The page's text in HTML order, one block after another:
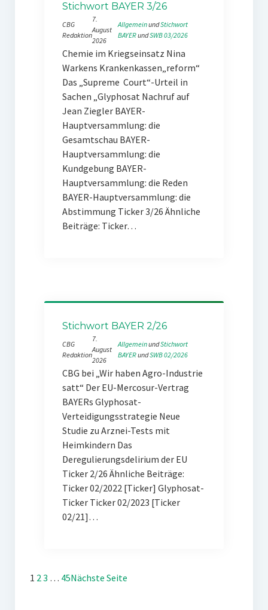
Stichwort BAYER 3/26
CBG
Redaktion
7.
August
2026
Allgemein und Stichwort
BAYER und SWB 03/2026
Chemie im Kriegseinsatz Nina
Warkens Krankenkassen„reform“
Das „Supreme Court“-Urteil in
Sachen „Glyphosat Nachruf auf
Jean Ziegler BAYER-
Hauptversammlung: die
Gesamtschau BAYER-
Hauptversammlung: die
Kundgebung BAYER-
Hauptversammlung: die Reden
BAYER-Hauptversammlung: die
Abstimmung Ticker 3/26 Ähnliche
Beiträge: Ticker…
Stichwort BAYER 2/26
CBG
Redaktion
7.
August
2026
Allgemein und Stichwort
BAYER und SWB 02/2026
CBG bei „Wir haben Agro-Industrie
satt“ Der EU-Mercosur-Vertrag
BAYERs Glyphosat-
Verteidigungsstrategie Neue
Studie zu Arznei-Tests mit
Heimkindern Das
Deregulierungsdelirium der EU
Ticker 2/26 Ähnliche Beiträge:
Ticker 02/2022 [Ticker] Glyphosat-
Ticker Ticker 02/2023 [Ticker
02/21]…
1 23 … 45Nächste Seite